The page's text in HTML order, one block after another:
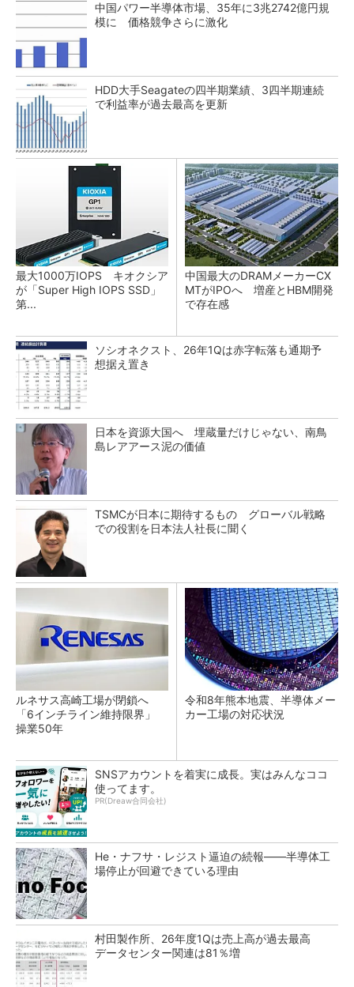
中国パワー半導体市場、35年に3兆2742億円規
模に 価格競争さらに激化
HDD大手Seagateの四半期業績、3四半期連続
で利益率が過去最高を更新
最大1000万IOPS キオクシア
が「Super High IOPS SSD」
第...
中国最大のDRAMメーカーCX
MTがIPOへ 増産とHBM開発
で存在感
ソシオネクスト、26年1Qは赤字転落も通期予
想据え置き
日本を資源大国へ 埋蔵量だけじゃない、南鳥
島レアアース泥の価値
TSMCが日本に期待するもの グローバル戦略
での役割を日本法人社長に聞く
ルネサス高崎工場が閉鎖へ
「6インチライン維持限界」
操業50年
令和8年熊本地震、半導体メー
カー工場の対応状況
SNSアカウントを着実に成長。実はみんなココ
使ってます。
PR(Dreaw合同会社)
He・ナフサ・レジスト逼迫の続報――半導体工
場停止が回避できている理由
村田製作所、26年度1Qは売上高が過去最高
データセンター関連は81％増